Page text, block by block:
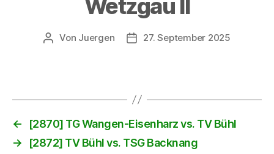
Wetzgau II
Beitragsautor
Von Juergen Beitragsdatum
27. September 2025
←
[2870] TG Wangen-Eisenharz vs. TV Bühl
→
[2872] TV Bühl vs. TSG Backnang